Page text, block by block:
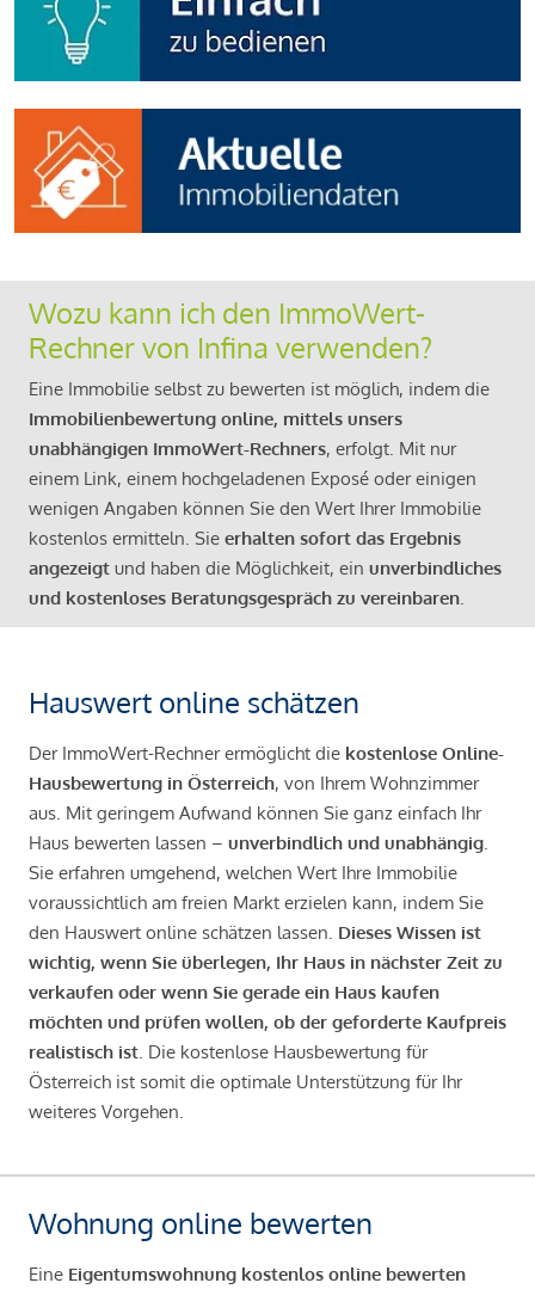
Wozu kann ich den ImmoWert-
Rechner von Infina verwenden?
Eine Immobilie selbst zu bewerten ist möglich, indem die
Immobilienbewertung online, mittels unsers
unabhängigen ImmoWert-Rechners, erfolgt. Mit nur
einem Link, einem hochgeladenen Exposé oder einigen
wenigen Angaben können Sie den Wert Ihrer Immobilie
kostenlos ermitteln. Sie erhalten sofort das Ergebnis
angezeigt und haben die Möglichkeit, ein unverbindliches
und kostenloses Beratungsgespräch zu vereinbaren.
Hauswert online schätzen
Der ImmoWert-Rechner ermöglicht die kostenlose Online-
Hausbewertung in Österreich, von Ihrem Wohnzimmer
aus. Mit geringem Aufwand können Sie ganz einfach Ihr
Haus bewerten lassen – unverbindlich und unabhängig.
Sie erfahren umgehend, welchen Wert Ihre Immobilie
voraussichtlich am freien Markt erzielen kann, indem Sie
den Hauswert online schätzen lassen. Dieses Wissen ist
wichtig, wenn Sie überlegen, Ihr Haus in nächster Zeit zu
verkaufen oder wenn Sie gerade ein Haus kaufen
möchten und prüfen wollen, ob der geforderte Kaufpreis
realistisch ist. Die kostenlose Hausbewertung für
Österreich ist somit die optimale Unterstützung für Ihr
weiteres Vorgehen.
Wohnung online bewerten
Eine Eigentumswohnung kostenlos online bewerten